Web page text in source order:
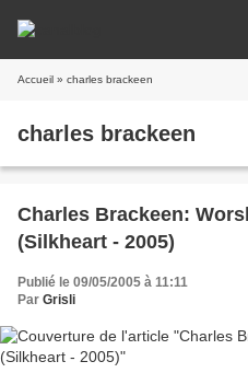
Accueil » charles brackeen
charles brackeen
Charles Brackeen:
(Silkheart - 2005)
Publié le 09/05/2005 à 11:11
Par Grisli